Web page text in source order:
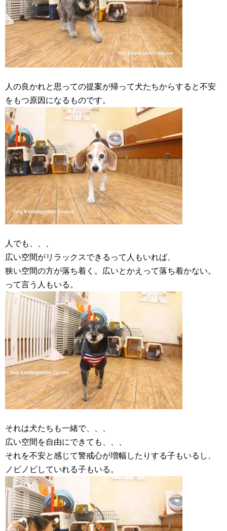
人の良かれと思っての提案が帰って犬たちからすると不安
をもつ原因になるものです。
人でも、、、
広い空間がリラックスできるって人もいれば、
狭い空間の方が落ち着く。広いとかえって落ち着かない。
って言う人もいる。
それは犬たちも一緒で、、、
広い空間を自由にできても、、、
それを不安と感じて警戒心が増幅したりする子もいるし、
ノビノビしていれる子もいる。